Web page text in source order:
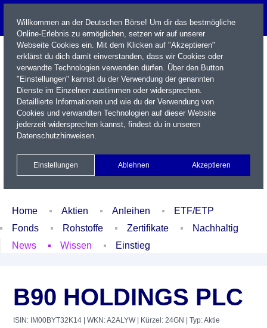
Name / WKN / ISIN / Kürzel
Xetra Realtime
Watchlist Portfolio Login
Home Aktien Anleihen
ETF/ETP
Fonds
Rohstoffe Zertifikate
Nachhaltig
News
Wissen Einstieg
B90 HOLDINGS PLC
ISIN: IM00BYT32K14 | WKN: A2ALYW| Kürzel: 24GN | Typ: Aktie
Willkommen an der Deutschen Börse! Um dir das bestmögliche
Online-Erlebnis zu ermöglichen, setzen wir auf unserer
Webseite Cookies ein. Mit dem Klicken auf "Akzeptieren"
erklärst du dich damit einverstanden, dass wir Cookies oder
verwandte Technologien verwenden dürfen. Über den Button
"Einstellungen" kannst du der Verwendung der genannten
Dienste im Einzelnen zustimmen oder widersprechen.
Detaillierte Informationen und wie du der Verwendung von
Cookies und verwandten Technologien auf dieser Website
jederzeit widersprechen kannst, findest du in unseren
Datenschutzhinweisen.
Einstellungen Ablehnen Akzeptieren